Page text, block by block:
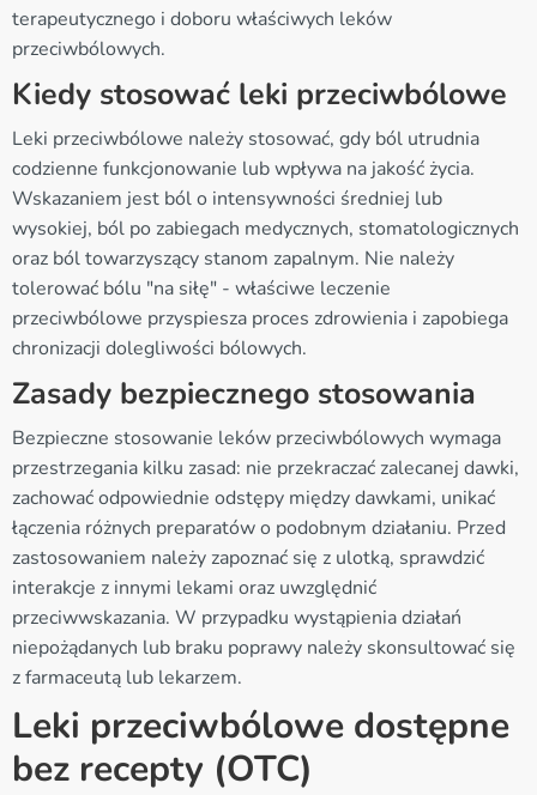
terapeutycznego i doboru właściwych leków
przeciwbólowych.
Kiedy stosować leki przeciwbólowe
Leki przeciwbólowe należy stosować, gdy ból utrudnia
codzienne funkcjonowanie lub wpływa na jakość życia.
Wskazaniem jest ból o intensywności średniej lub
wysokiej, ból po zabiegach medycznych, stomatologicznych
oraz ból towarzyszący stanom zapalnym. Nie należy
tolerować bólu "na siłę" - właściwe leczenie
przeciwbólowe przyspiesza proces zdrowienia i zapobiega
chronizacji dolegliwości bólowych.
Zasady bezpiecznego stosowania
Bezpieczne stosowanie leków przeciwbólowych wymaga
przestrzegania kilku zasad: nie przekraczać zalecanej dawki,
zachować odpowiednie odstępy między dawkami, unikać
łączenia różnych preparatów o podobnym działaniu. Przed
zastosowaniem należy zapoznać się z ulotką, sprawdzić
interakcje z innymi lekami oraz uwzględnić
przeciwwskazania. W przypadku wystąpienia działań
niepożądanych lub braku poprawy należy skonsultować się
z farmaceutą lub lekarzem.
Leki przeciwbólowe dostępne
bez recepty (OTC)